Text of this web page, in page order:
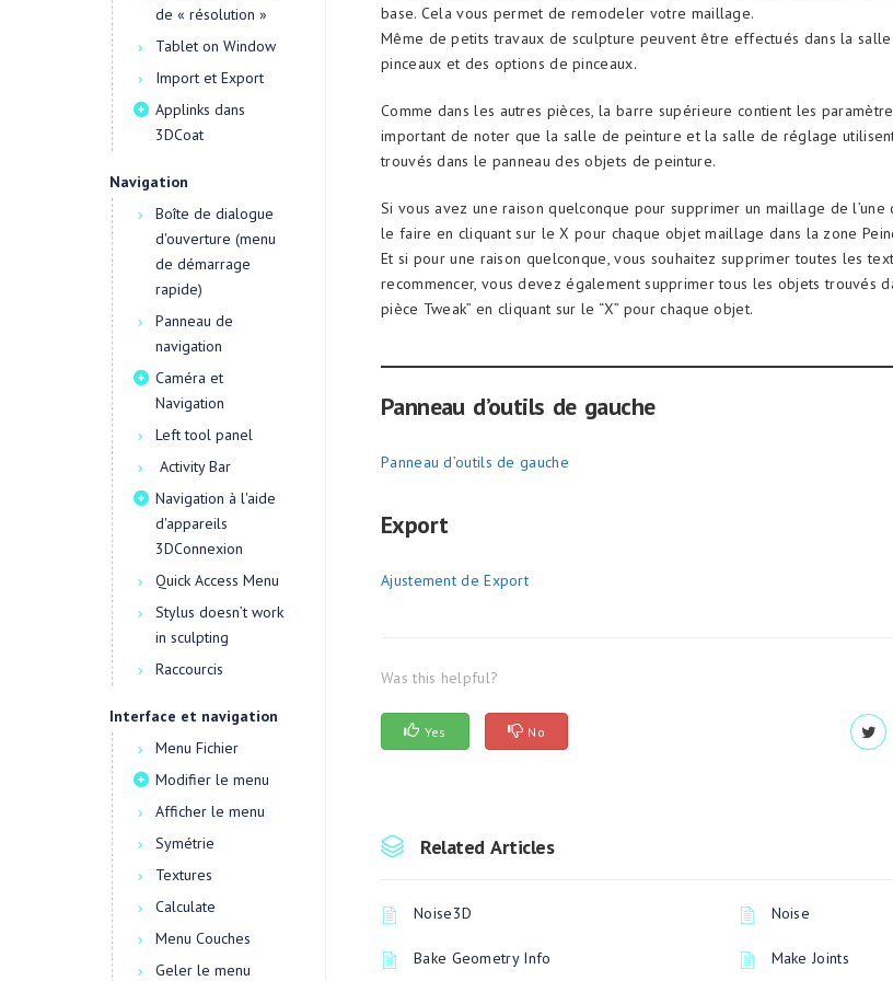
de « résolution »
Tablet on Window
Import et Export
Applinks dans
3DCoat
Navigation
Boîte de dialogue
d'ouverture (menu
de démarrage
rapide)
Panneau de
navigation
Caméra et
Navigation
Left tool panel
Activity Bar
Navigation à l'aide
d'appareils
3DConnexion
Quick Access Menu
Stylus doesn’t work
in sculpting
Raccourcis
Interface et navigation
Menu Fichier
Modifier le menu
Afficher le menu
Symétrie
Textures
Calculate
Menu Couches
Geler le menu
base. Cela vous permet de remodeler votre maillage.
Même de petits travaux de sculpture peuvent être effectués dans la
pinceaux et des options de pinceaux.
Comme dans les autres pièces, la barre supérieure contient les
important de noter que la salle de peinture et la salle de réglage
trouvés dans le panneau des objets de peinture.
Si vous avez une raison quelconque pour supprimer un maillage de l’une
le faire en cliquant sur le X pour chaque objet maillage dans la zone
Et si pour une raison quelconque, vous souhaitez supprimer toutes les
recommencer, vous devez également supprimer tous les objets trouvés
pièce Tweak” en cliquant sur le “X” pour chaque objet.
Panneau d’outils de gauche
Panneau d’outils de gauche
Export
Ajustement de Export
Was this helpful?
Yes No
Related Articles
Noise3D Noise
Bake Geometry Info Make Joints